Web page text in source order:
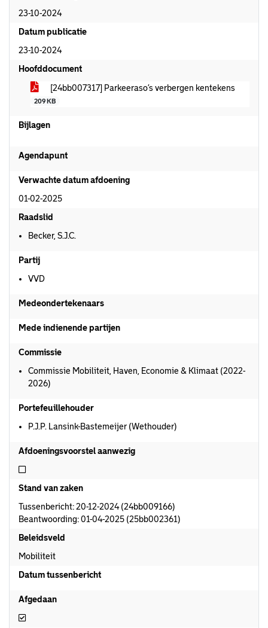
23-10-2024
Datum publicatie
23-10-2024
Hoofddocument
[24bb007317] Parkeeraso’s verbergen kentekens
209 KB
Bijlagen
Agendapunt
Verwachte datum afdoening
01-02-2025
Raadslid
Becker, S.J.C.
Partij
VVD
Medeondertekenaars
Mede indienende partijen
Commissie
Commissie Mobiliteit, Haven, Economie & Klimaat (2022-
2026)
Portefeuillehouder
P.J.P. Lansink-Bastemeijer (Wethouder)
Afdoeningsvoorstel aanwezig
Niet afdoeningsvoorstel aanwezig
Stand van zaken
Tussenbericht: 20-12-2024 (24bb009166)
Beantwoording: 01-04-2025 (25bb002361)
Beleidsveld
Mobiliteit
Datum tussenbericht
Afgedaan
Afgedaan